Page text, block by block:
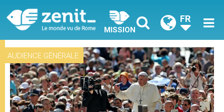
MISSION
FR
AUDIENCE GÉNÉRALE